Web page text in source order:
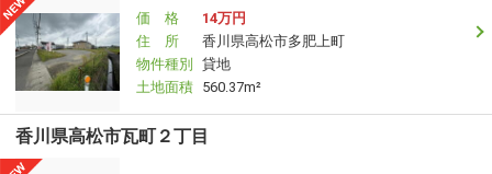
価 格
14万円
住 所
香川県高松市多肥上町
物件種別
貸地
土地面積 560.37m²
香川県高松市瓦町２丁目